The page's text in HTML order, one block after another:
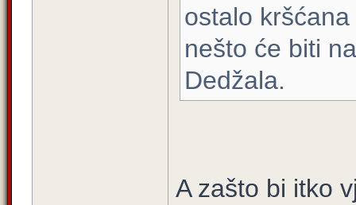
ostalo
nešto će biti
Dedžala.
A zašto bi itko